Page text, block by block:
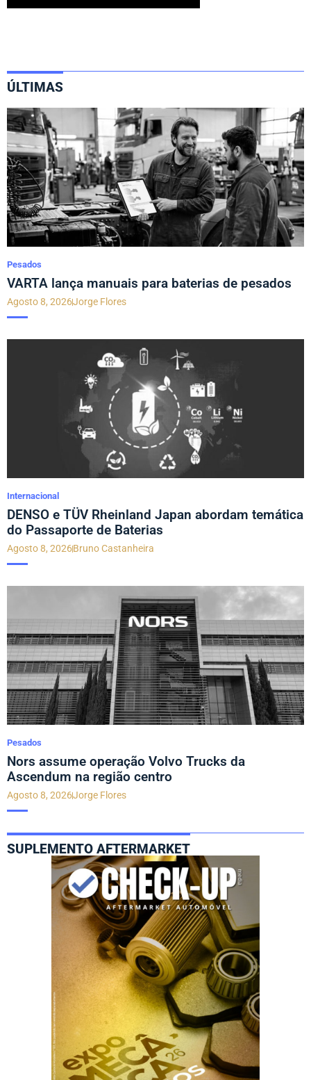
ÚLTIMAS
Pesados
VARTA lança manuais para baterias de pesados
Agosto 8, 2026Jorge Flores
Internacional
DENSO e TÜV Rheinland Japan abordam temática
do Passaporte de Baterias
Agosto 8, 2026Bruno Castanheira
Pesados
Nors assume operação Volvo Trucks da
Ascendum na região centro
Agosto 8, 2026Jorge Flores
SUPLEMENTO AFTERMARKET